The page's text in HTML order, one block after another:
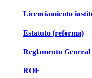
Licenciamiento
Estatuto (reforma)
Reglamento General
ROF